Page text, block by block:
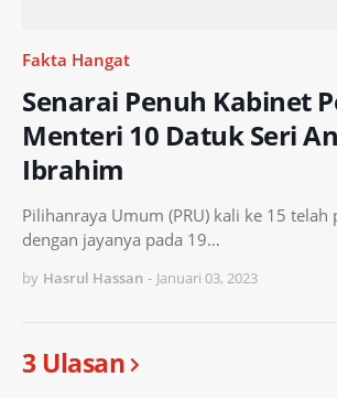
Fakta Hangat
Senarai Penuh Kabinet
Menteri 10 Datuk Seri
Ibrahim
Pilihanraya Umum (PRU) kali ke 15 telah
dengan jayanya pada 19…
by Hasrul Hassan - Januari 03, 2023
3 Ulasan